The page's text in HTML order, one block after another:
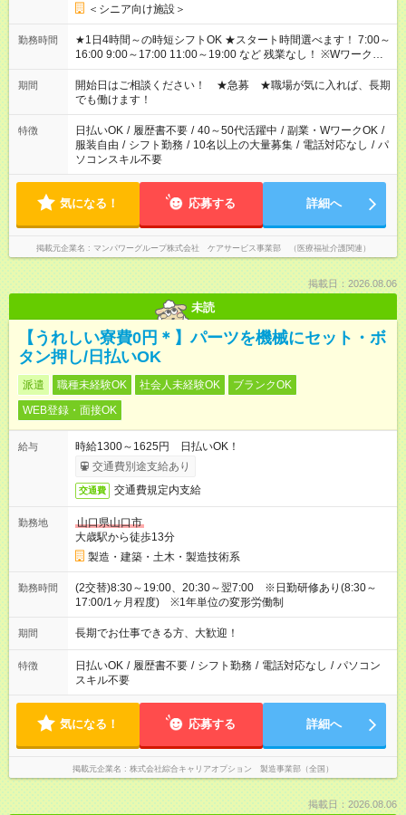
＜シニア向け施設＞
勤務時間
★1日4時間～の時短シフトOK ★スタート時間選べます！ 7:00～
16:00 9:00～17:00 11:00～19:00 など 残業なし！ ※Wワークの
場合、他のお仕事と合わせ週40時間超の就業はご案内できませ
ん ※法令に基づき、週20時間以上勤務は社会保険への加入対象
となります ※労働者派遣法（日雇い派遣の原則禁止）により、
短時間・短期間の就業はご案内が難しい場合があります
期間
開始日はご相談ください！ ★急募 ★職場が気に入れば、長期
でも働けます！
特徴 日払いOK / 履歴書不要 / 40～50代活躍中 / 副業・WワークOK /
服装自由 / シフト勤務 / 10名以上の大量募集 / 電話対応なし / パ
ソコンスキル不要
気になる！ 応募する 詳細へ
掲載元企業名 マンパワーグループ株式会社 ケアサービス事業部 （医療福祉介護関連）
掲載日：2026.08.06
未読
【うれしい寮費0円＊】パーツを機械にセット・ボ
タン押し/日払いOK
派遣 職種未経験OK 社会人未経験OK
ブランクOK
WEB登録・面接OK
給与
時給1300～1625円 日払いOK！
交通費別途支給あり
交通費 交通費規定内支給
勤務地
山口県山口市
大歳駅から徒歩13分
製造・建築・土木・製造技術系
勤務時間
(2交替)8:30～19:00、20:30～翌7:00 ※日勤研修あり(8:30～
17:00/1ヶ月程度) ※1年単位の変形労働制
期間 長期でお仕事できる方、大歓迎！
特徴 日払いOK / 履歴書不要 / シフト勤務 / 電話対応なし / パソコン
スキル不要
気になる！ 応募する 詳細へ
掲載元企業名 株式会社綜合キャリアオプション 製造事業部（全国）
掲載日：2026.08.06